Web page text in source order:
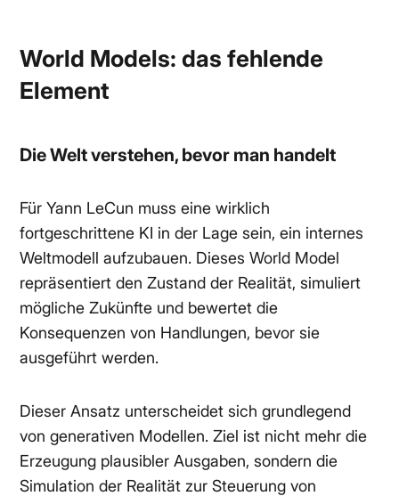
World Models: das fehlende
Element
Die Welt verstehen, bevor man handelt
Für Yann LeCun muss eine wirklich
fortgeschrittene KI in der Lage sein, ein internes
Weltmodell aufzubauen. Dieses World Model
repräsentiert den Zustand der Realität, simuliert
mögliche Zukünfte und bewertet die
Konsequenzen von Handlungen, bevor sie
ausgeführt werden.
Dieser Ansatz unterscheidet sich grundlegend
von generativen Modellen. Ziel ist nicht mehr die
Erzeugung plausibler Ausgaben, sondern die
Simulation der Realität zur Steuerung von